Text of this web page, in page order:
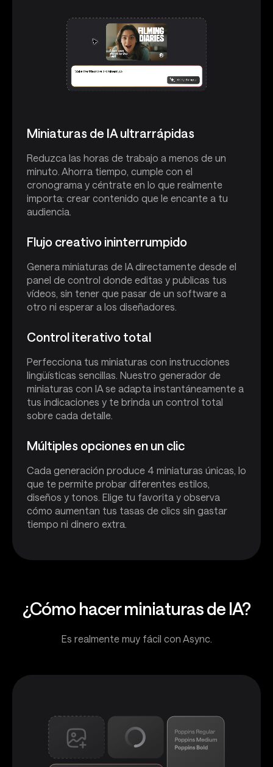
Miniaturas de IA ultrarrápidas
Reduzca las horas de trabajo a menos de un
minuto. Ahorra tiempo, cumple con el
cronograma y céntrate en lo que realmente
importa: crear contenido que le encante a tu
audiencia.
Flujo creativo ininterrumpido
Genera miniaturas de IA directamente desde el
panel de control donde editas y publicas tus
vídeos, sin tener que pasar de un software a
otro ni esperar a los diseñadores.
Control iterativo total
Perfecciona tus miniaturas con instrucciones
lingüísticas sencillas. Nuestro generador de
miniaturas con IA se adapta instantáneamente a
tus indicaciones y te brinda un control total
sobre cada detalle.
Múltiples opciones en un clic
Cada generación produce 4 miniaturas únicas, lo
que te permite probar diferentes estilos,
diseños y tonos. Elige tu favorita y observa
cómo aumentan tus tasas de clics sin gastar
tiempo ni dinero extra.
¿Cómo hacer miniaturas de IA?
Es realmente muy fácil con Async.